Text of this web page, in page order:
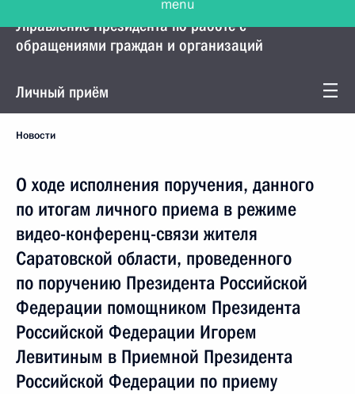
Управление Президента по работе с
обращениями граждан и организаций
Личный приём
Новости
О ходе исполнения поручения, данного
по итогам личного приема в режиме
видео-конференц-связи жителя
Саратовской области, проведенного
по поручению Президента Российской
Федерации помощником Президента
Российской Федерации Игорем
Левитиным в Приемной Президента
Российской Федерации по приему